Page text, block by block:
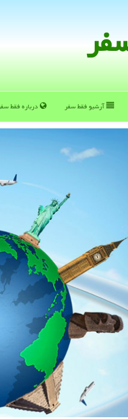
آرشیو فقط سفر درباره فقط